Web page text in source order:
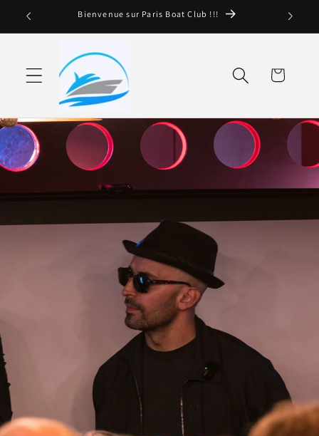
passer
au
Bienvenue sur Paris Boat Club !!!
Panier